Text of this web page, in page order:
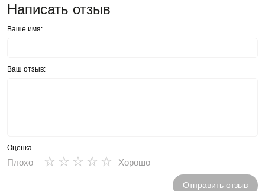
Написать отзыв
Ваше имя:
Ваш отзыв:
Оценка
Плохо ★
★
★
★
★ Хорошо
Отправить отзыв